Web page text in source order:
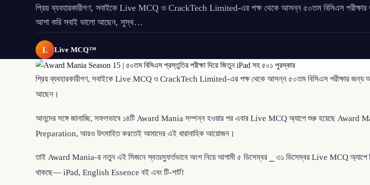
প্রিয় ব্যবহারকারীগণ, সবাইকে Live MCQ ও CrackTech Limited-এর পক্ষ থেকে আসন্ন ৫০তম বিসিএস পরীক্ষার
আশা করি সবাই ভালো আছেন, সুস্থ…
L Live MCQ™
প্রিয় ব্যবহারকারীগণ, সবাইকে Live MCQ ও CrackTech Limited-এর পক্ষ থেকে আসন্ন ৫০তম বিসিএস পরীক্ষার জন্য
আছেন।
আনন্দের সঙ্গে জানাচ্ছি, সফলভাবে ১৪টি Award Mania সম্পন্ন হওয়ার পর এবার Live MCQ অ্যাপে শুরু হয়েছে Award
Preparation, আরও উৎসাহিত করতেই আমাদের এই ধারাবাহিক আয়োজন।
তাই Award Mania-র নতুন এই সিজনে স্বতঃস্ফুর্তভাবে অংশ নিয়ে আগামী ৫ ডিসেম্বর ⎯ ৩১ ডিসেম্বর Live MCQ অ্যাপে
থাকছে— iPad, English Essence বই এবং টি-শার্ট!